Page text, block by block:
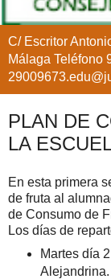
C/ Escritor
Málaga Teléfono
PLAN DE
LA
En esta primera
de fruta al
de Consumo de
Los días de
Martes día
Alejandrina.